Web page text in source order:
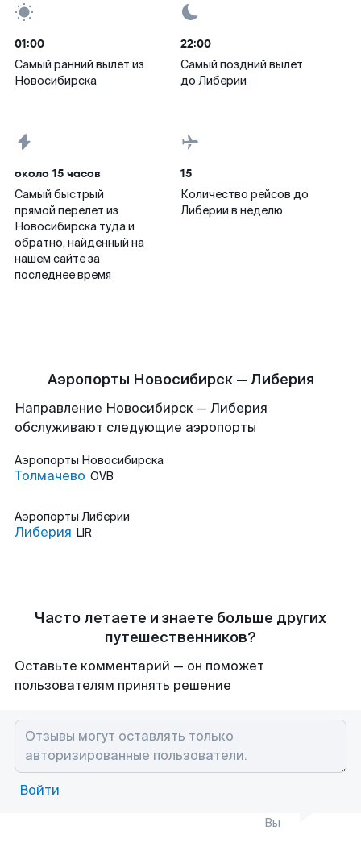
01:00
Самый ранний вылет из
Новосибирска
22:00
Самый поздний вылет
до Либерии
около 15 часов
Самый быстрый
прямой перелет из
Новосибирска туда и
обратно, найденный на
нашем сайте за
последнее время
15
Количество рейсов до
Либерии в неделю
Аэропорты Новосибирск — Либерия
Направление Новосибирск — Либерия
обслуживают следующие аэропорты
Аэропорты Новосибирска
Толмачево OVB
Аэропорты Либерии
Либерия LIR
Часто летаете и знаете больше других
путешественников?
Оставьте комментарий — он поможет
пользователям принять решение
Войти
Вы